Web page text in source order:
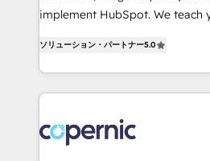
Netsuite 🤖 Google or
the rare Advanced "Custom
Accreditation, securely sync data
new HubSpot portal with
CRM Migrations using our in-
implement HubSpot. We teach your team how to
System™ (the next evolution of
Answer), we’re the only
entirely around coaching and
skills, processes, and internal
attract the right buyers, close
ソリューション・パートナー5.0